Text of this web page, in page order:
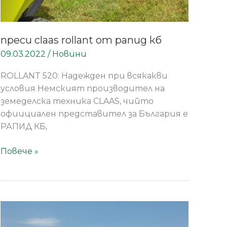
преси claas rollant от рапид кб
09.03.2022/ Новини
ROLLANT 520: Надежден при всякакви
условия Немският производител на
земеделска техника CLAAS, чийто
офиициален представител за България е
РАПИД КБ,
Повече »